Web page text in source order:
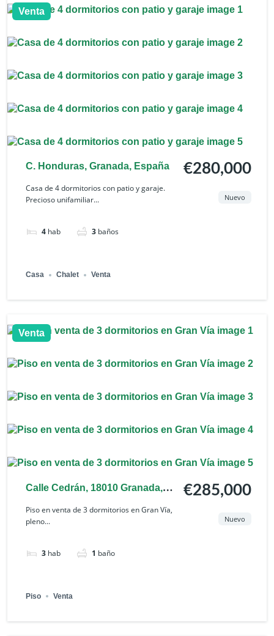
Venta
C. Honduras, Granada, España
Casa de 4 dormitorios con patio y garaje.
Precioso unifamiliar...
4 hab 3 baños
€280,000
Nuevo
Casa Chalet Venta
Venta
Calle Cedrán, 18010 Granada,
España
Piso en venta de 3 dormitorios en Gran Vía,
pleno...
3 hab 1 baño
€285,000
Nuevo
Piso Venta